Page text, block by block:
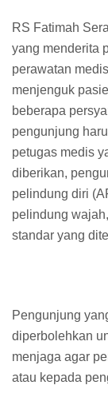
RS Fatimah
yang menderita
perawatan
menjenguk
beberapa
pengunjung
petugas medis
diberikan,
pelindung diri
pelindung
standar yang
Pengunjung
diperbolehkan
menjaga agar
atau kepada